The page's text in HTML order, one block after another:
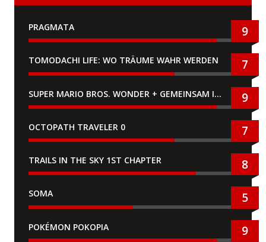
PRAGMATA 9
TOMODACHI LIFE: WO TRÄUME WAHR WERDEN 7
SUPER MARIO BROS. WONDER + GEMEINSAM IM BELLABEL-PARK 9
OCTOPATH TRAVELER 0 7
TRAILS IN THE SKY 1ST CHAPTER 8
SOMA 5
POKÉMON POKOPIA 9